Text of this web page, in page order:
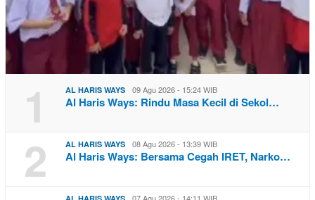
1 AL HARIS WAYS 09 Agu 2026 - 15:24 WIB
Al Haris Ways: Rindu Masa Kecil di Sekol…
2 AL HARIS WAYS 08 Agu 2026 - 13:39 WIB
Al Haris Ways: Bersama Cegah IRET, Narko…
07 Agu 2026 - 14:11 WIB